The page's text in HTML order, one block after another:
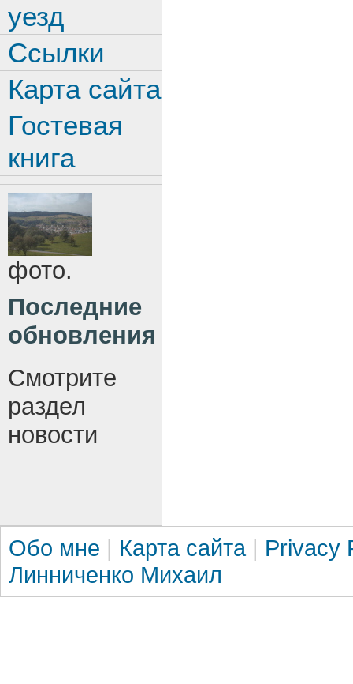
уезд
Ссылки
Карта сайта
Гостевая
книга
фото.
Последние
обновления
Смотрите
раздел
новости
Обо мне | Карта сайта | Privacy
Линниченко Михаил